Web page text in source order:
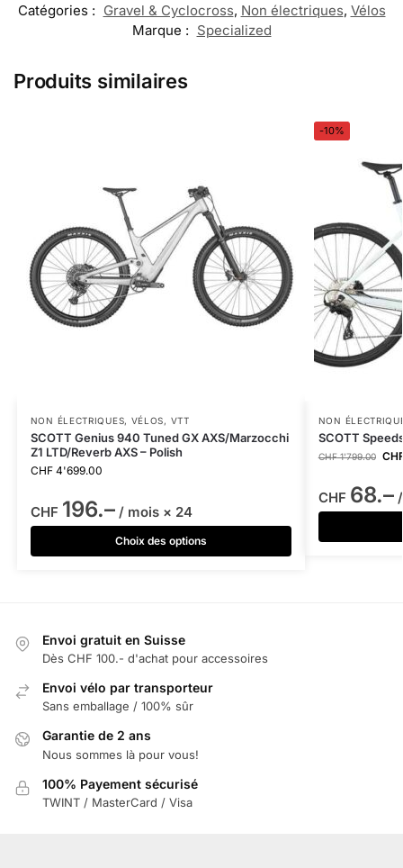
Catégories : Gravel & Cyclocross, Non électriques, Vélos
Marque : Specialized
Produits similaires
NON ÉLECTRIQUES, VÉLOS, VTT
SCOTT Genius 940 Tuned GX AXS/Marzocchi
Z1 LTD/Reverb AXS – Polish
CHF4'699.00
CHF 196.–/ mois × 24
Choix des options
-10%
NON
SCOTT
CHF1'799.00
CHF 68.–/
Envoi gratuit en Suisse
Dès CHF 100.- d'achat pour accessoires
Envoi vélo par transporteur
Sans emballage / 100% sûr
Garantie de 2 ans
Nous sommes là pour vous!
100% Payement sécurisé
TWINT / MasterCard / Visa